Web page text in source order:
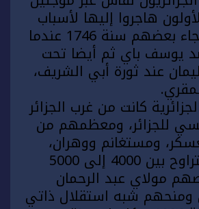
هاجروا إليها لأسباب
سياسية، حيث جاء بعضهم سنة 1746 عندما
يوسف باي ثم أيضا تحت
عند ثورة أبي الشريف،
كانت من غرب الجزائر
للجزائر، ومعظمهم من
ومستغانم ووهران،
وكان عددهم يتراوح بين 4000 إلى 5000
مولاي عبد الرحمان
شبه استقلال ذاتي